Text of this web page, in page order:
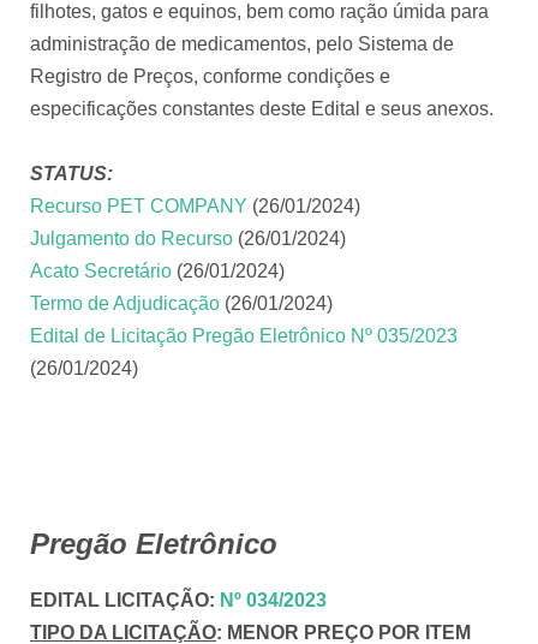
filhotes, gatos e equinos, bem como ração úmida para
administração de medicamentos, pelo Sistema de
Registro de Preços, conforme condições e
especificações constantes deste Edital e seus anexos.
STATUS:
Recurso PET COMPANY (26/01/2024)
Julgamento do Recurso (26/01/2024)
Acato Secretário (26/01/2024)
Termo de Adjudicação (26/01/2024)
Edital de Licitação Pregão Eletrônico Nº 035/2023
(26/01/2024)
Pregão Eletrônico
EDITAL LICITAÇÃO: Nº 034/2023
TIPO DA LICITAÇÃO: MENOR PREÇO POR ITEM